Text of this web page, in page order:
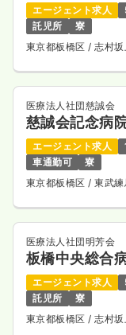
給与 お問い合わせ
時間 8:30～16:30
気に
訪問看護 正看護師
日勤のみ（常勤）
※経験3年の例
時間 8:30～16:30
日祝休み
年間休
ブランク可
エージェント求人
託児所
寮
東京都板橋区/ 志村坂
医療法人社団慈誠会
慈誠会記念病
エージェント求人
車通勤可
寮
東京都板橋区/ 東武練
医療法人社団明芳会
板橋中央総合
エージェント求人
託児所
寮
東京都板橋区/ 志村坂